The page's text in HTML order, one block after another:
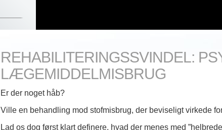
REHABILITERINGSSVINDEL:
LÆGEMIDDELMISBRUG
Er der noget håb?
Ville en behandling mod stofmisbrug, der beviseligt virkede
Lad os dog først klart definere, hvad der menes med